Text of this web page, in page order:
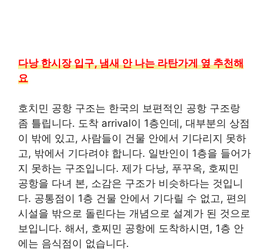
다낭 한시장 입구, 냄새 안 나는 라탄가게 옆 추천해
요
호치민 공항 구조는 한국의 보편적인 공항 구조랑
좀 틀립니다. 도착 arrival이 1층인데, 대부분의 상점
이 밖에 있고, 사람들이 건물 안에서 기다리지 못하
고, 밖에서 기다려야 합니다. 일반인이 1층을 들어가
지 못하는 구조입니다. 제가 다낭, 푸꾸옥, 호찌민
공항을 다녀 본, 소감은 구조가 비슷하다는 것입니
다. 공통점이 1층 건물 안에서 기다릴 수 없고, 편의
시설을 밖으로 돌린다는 개념으로 설계가 된 것으로
보입니다. 해서, 호찌민 공항에 도착하시면, 1층 안
에는 음식점이 없습니다.